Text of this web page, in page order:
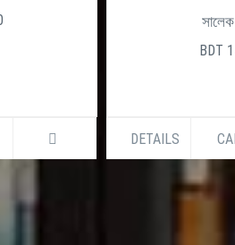
সালেক
BDT
DETAILS